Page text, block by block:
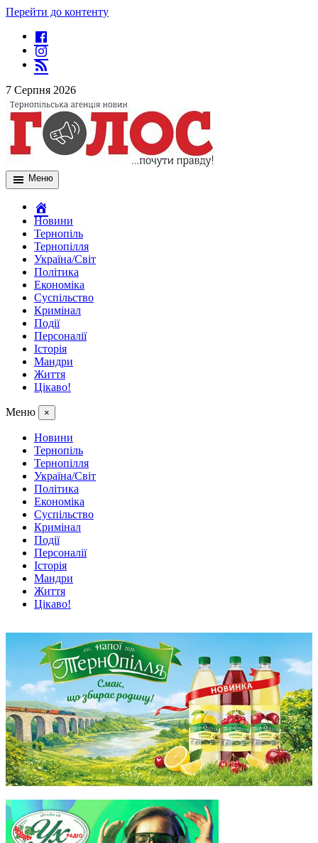
Перейти до контенту
7 Серпня 2026
Меню
Новини
Тернопіль
Тернопілля
Україна/Світ
Політика
Економіка
Суспільство
Кримінал
Події
Персоналії
Історія
Мандри
Життя
Цікаво!
Меню ×
Новини
Тернопіль
Тернопілля
Україна/Світ
Політика
Економіка
Суспільство
Кримінал
Події
Персоналії
Історія
Мандри
Життя
Цікаво!